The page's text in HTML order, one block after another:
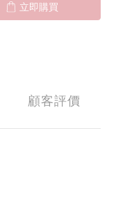
立即購買
顧客評價